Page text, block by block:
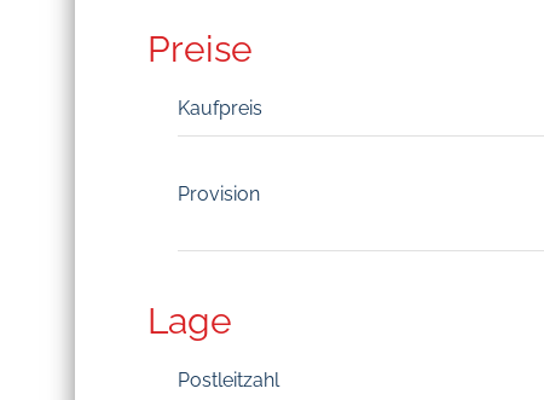
Preise
Kaufpreis
Provision
Lage
Postleitzahl